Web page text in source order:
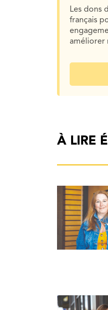
Les dons
français
améliorer
À LIRE